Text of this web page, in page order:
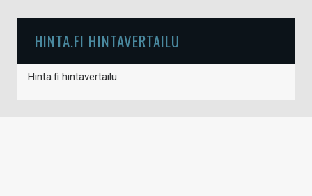
HINTA.FI HINTAVERTAILU
Hinta.fi hintavertailu